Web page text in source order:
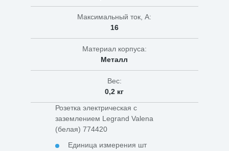
Максимальный ток, А:
16
Материал корпуса:
Металл
Вес:
0,2 кг
Розетка электрическая с
заземлением Legrand Valena
(белая) 774420
Единица измерения шт